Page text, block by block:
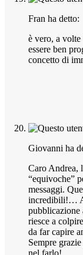
Fran ha detto:
è vero, a
essere ben
concetto di
Giovanni ha
Caro Andrea,
“equivoche”
messaggi.
incredibili!… A
pubblicazione
riesce a
da far capire
Sempre
nel farlo!